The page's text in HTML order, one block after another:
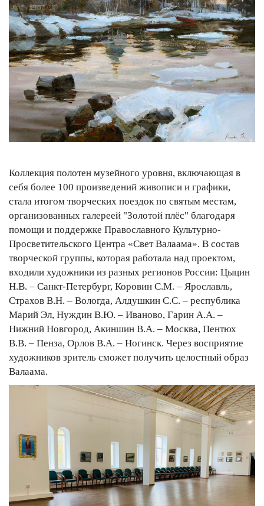
Коллекция полотен музейного уровня, включающая в
себя более 100 произведений живописи и графики,
стала итогом творческих поездок по святым местам,
организованных галереей "Золотой плёс" благодаря
помощи и поддержке Православного Культурно-
Просветительского Центра «Свет Валаама». В состав
творческой группы, которая работала над проектом,
входили художники из разных регионов России: Цыцин
Н.В. – Санкт-Петербург, Коровин С.М. – Ярославль,
Страхов В.Н. – Вологда, Алдушкин С.С. – республика
Марий Эл, Нуждин В.Ю. – Иваново, Гарин А.А. –
Нижний Новгород, Акиншин В.А. – Москва, Пентюх
В.В. – Пенза, Орлов В.А. – Ногинск. Через восприятие
художников зритель сможет получить целостный образ
Валаама.